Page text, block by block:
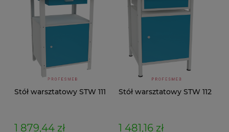
Stół warsztatowy STW 111
1 879,44 zł
Stół warsztatowy STW 112
1 481,16 zł